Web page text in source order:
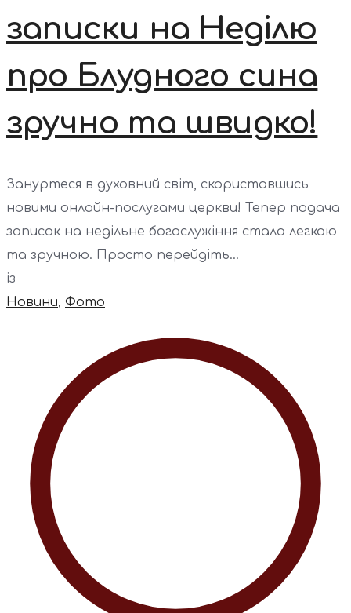
записки на Неділю
про Блудного сина
зручно та швидко!
Зануртеся в духовний світ, скориставшись
новими онлайн-послугами церкви! Тепер подача
записок на недільне богослужіння стала легкою
та зручною. Просто перейдіть...
із
Новини, Фото